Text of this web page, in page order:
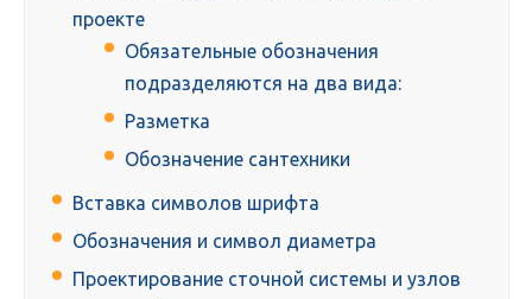
проекте
Обязательные обозначения
подразделяются на два вида:
Разметка
Обозначение сантехники
Вставка символов шрифта
Обозначения и символ диаметра
Проектирование сточной системы и узлов